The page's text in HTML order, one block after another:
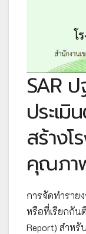
SAR
ประเ
สร้างโ
คุณภา
การจัดทำราย
หรือที่เรียกกัน
Report) สำห